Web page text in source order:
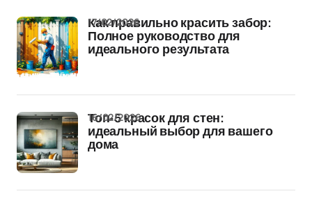
Как правильно красить забор:
Полное руководство для
идеального результата
17/02/2026
Топ-5 красок для стен:
идеальный выбор для вашего
дома
16/02/2026